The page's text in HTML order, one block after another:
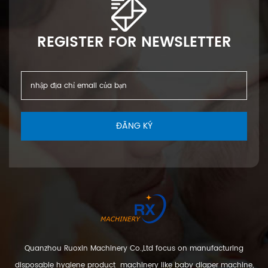
REGISTER FOR NEWSLETTER
ĐĂNG KÝ
Quanzhou Ruoxin Machinery Co.,Ltd focus on manufacturing
disposable hygiene product machinery like baby diaper machine,